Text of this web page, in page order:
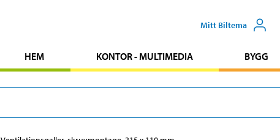
Mitt Biltema
HEM KONTOR - MULTIMEDIA BYGG